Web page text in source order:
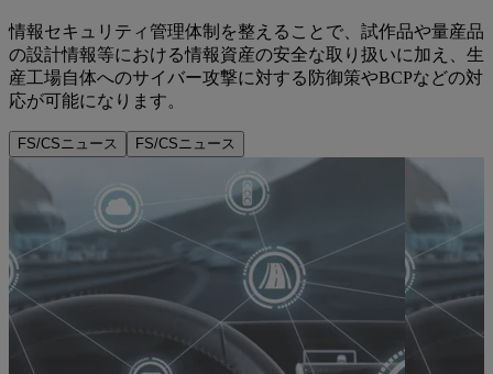
情報セキュリティ管理体制を整えることで、試作品や量産品
の設計情報等における情報資産の安全な取り扱いに加え、生
産工場自体へのサイバー攻撃に対する防御策やBCPなどの対
応が可能になります。
FS/CSニュース FS/CSニュース